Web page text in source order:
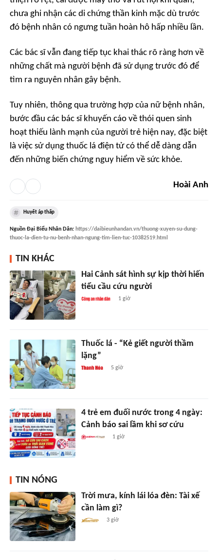
chưa ghi nhận các di chứng thần kinh mặc dù trước
đó bệnh nhân có ngưng tuần hoàn hô hấp nhiều lần.
Các bác sĩ vẫn đang tiếp tục khai thác rõ ràng hơn về
những chất mà người bệnh đã sử dụng trước đó để
tìm ra nguyên nhân gây bệnh.
Tuy nhiên, thông qua trường hợp của nữ bệnh nhân,
bước đầu các bác sĩ khuyến cáo về thói quen sinh
hoạt thiếu lành mạnh của người trẻ hiện nay, đặc biệt
là việc sử dụng thuốc lá điện tử có thể dễ dàng dẫn
đến những biến chứng nguy hiểm về sức khỏe.
Hoài Anh
Huyết áp thấp
Nguồn Đại Biểu Nhân Dân: https://daibieunhandan.vn/thuong-xuyen-su-dung-
thuoc-la-dien-tu-nu-benh-nhan-ngung-tim-lien-tuc-10382519.html
TIN KHÁC
Hai Cảnh sát hình sự kịp thời hiến
tiểu cầu cứu người
1 giờ
Thuốc lá - “Kẻ giết người thầm
lặng”
5 giờ
4 trẻ em đuối nước trong 4 ngày:
Cảnh báo sai lầm khi sơ cứu
1 giờ
TIN NÓNG
Trời mưa, kính lái lóa đèn: Tài xế
cần làm gì?
3 giờ